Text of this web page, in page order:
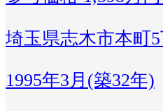
埼玉県志木市本町
1995年3月(築32年)